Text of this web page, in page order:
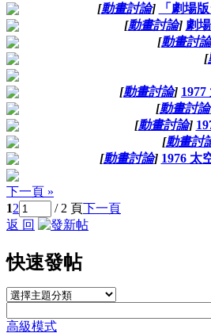
[動畫討論] 「劇場
[動畫討論] 劇
[動畫討論
[
[動畫討論]
[動畫討論
[動畫討論]
[動畫討
[動畫討論] 1976 太
下一頁 »
12 / 2 頁下一頁
返 回
快速發帖
高級模式